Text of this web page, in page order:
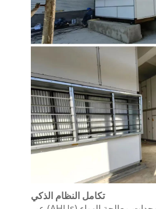
تكامل النظام الذكي